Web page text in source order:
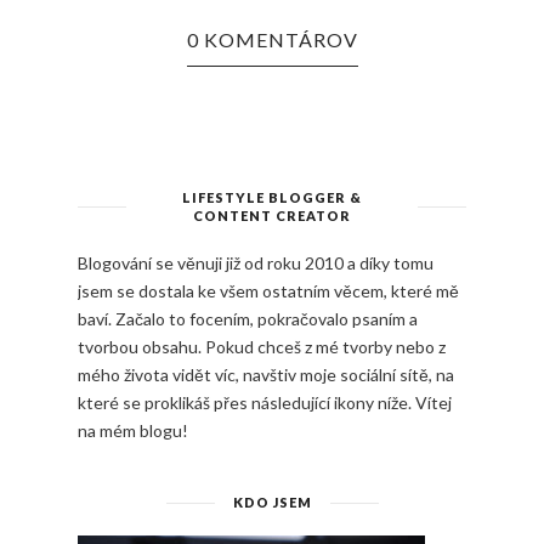
0 KOMENTÁROV
LIFESTYLE BLOGGER &
CONTENT CREATOR
Blogování se věnuji již od roku 2010 a díky tomu
jsem se dostala ke všem ostatním věcem, které mě
baví. Začalo to focením, pokračovalo psaním a
tvorbou obsahu. Pokud chceš z mé tvorby nebo z
mého života vidět víc, navštiv moje sociální sítě, na
které se proklikáš přes následující ikony níže. Vítej
na mém blogu!
KDO JSEM